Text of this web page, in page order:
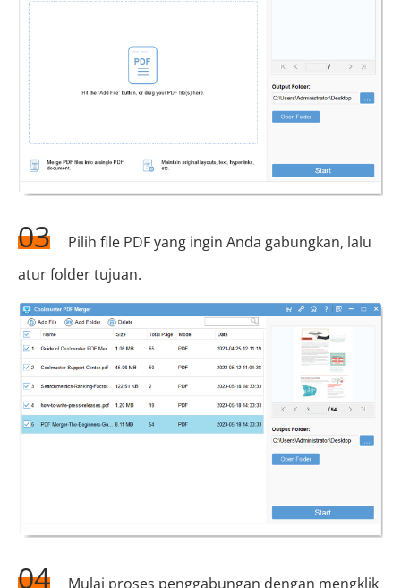
03
Pilih file PDF yang ingin Anda gabungkan, lalu
atur folder tujuan.
04 Mulai proses penggabungan dengan mengklik